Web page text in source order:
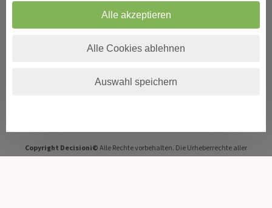
Impressum
Datenschutz
Widerrufsformular
Podcast
Hilfe
Copyright Decisioni©Alle Rechte vorbehalten. Die Urheberrechte aller
Alle akzeptieren
Alle Cookies ablehnen
Auswahl speichern